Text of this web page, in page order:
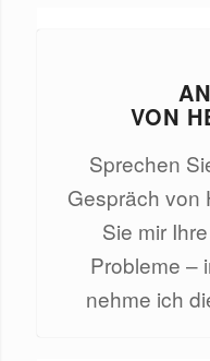
VON
Sprechen
Gespräch von
Sie mir
Probleme –
nehme ich